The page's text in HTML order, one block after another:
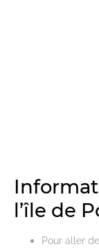
l’île de
Pour aller